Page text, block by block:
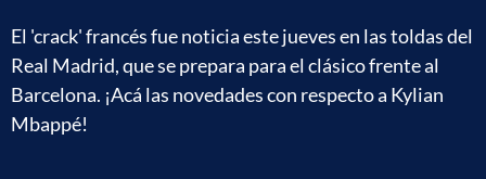
El 'crack' francés fue noticia este jueves en las toldas del
Real Madrid, que se prepara para el clásico frente al
Barcelona. ¡Acá las novedades con respecto a Kylian
Mbappé!